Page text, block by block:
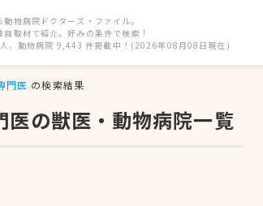
物病院ドクターズ・ファイル。
取材で紹介。好みの条件で検索！
、動物病院 9,443 件掲載中！(2026年08月08日現在)
門医 の検索結果
の獣医・動物病院一覧